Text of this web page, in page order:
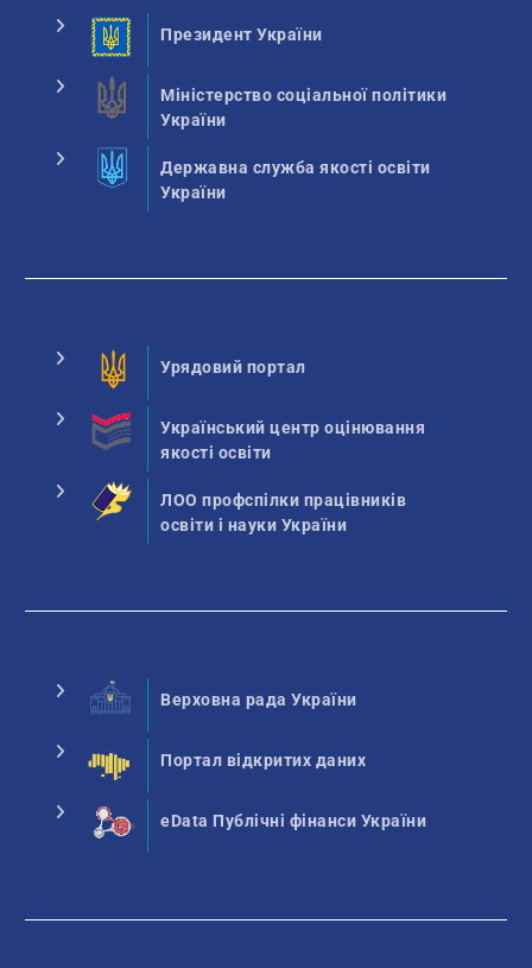
Президент України
Міністерство соціальної політики
України
Державна служба якості освіти
України
Урядовий портал
Український центр оцінювання
якості освіти
ЛОО профспілки працівників
освіти і науки України
Верховна рада України
Портал відкритих даних
eData Публічні фінанси України